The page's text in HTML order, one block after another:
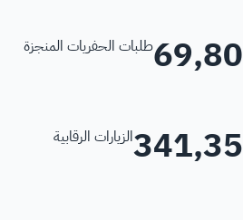
طلبات الحفريات المنجزة
الزيارات الرقابية